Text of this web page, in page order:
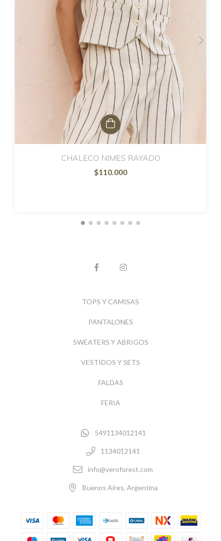
CHALECO NIMES RAYADO
$110.000
TOPS Y CAMISAS
PANTALONES
SWEATERS Y ABRIGOS
VESTIDOS Y SETS
FALDAS
FERIA
5491134012141
1134012141
info@veroforest.com
Buenos Aires, Argentina